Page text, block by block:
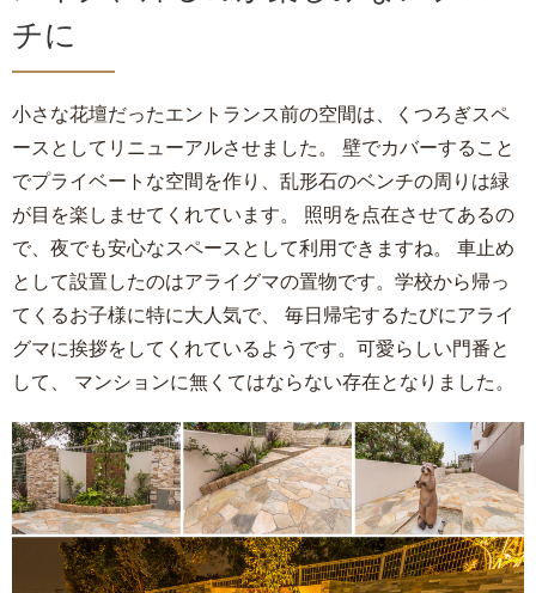
チに
小さな花壇だったエントランス前の空間は、くつろぎスペ
ースとしてリニューアルさせました。 壁でカバーすること
でプライベートな空間を作り、乱形石のベンチの周りは緑
が目を楽しませてくれています。 照明を点在させてあるの
で、夜でも安心なスペースとして利用できますね。 車止め
として設置したのはアライグマの置物です。学校から帰っ
てくるお子様に特に大人気で、 毎日帰宅するたびにアライ
グマに挨拶をしてくれているようです。可愛らしい門番と
して、 マンションに無くてはならない存在となりました。